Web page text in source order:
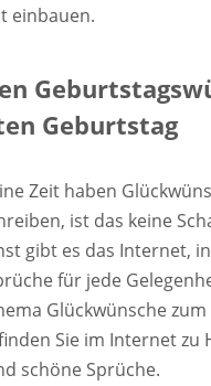
einbauen.
Geburtstag
Zeit haben
ist das keine
gibt es das Internet,
für jede
Glückwünsche
Sie im Internet zu
schöne Sprüche.